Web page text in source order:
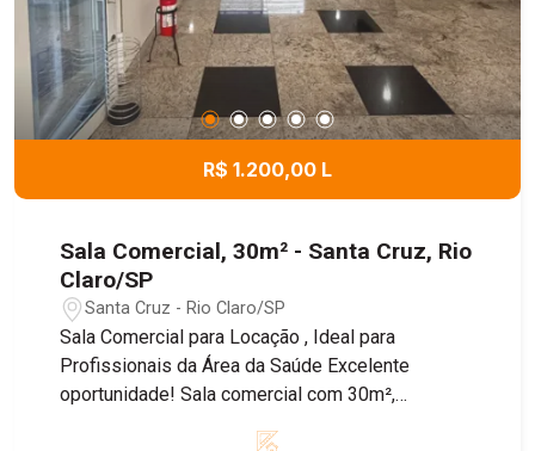
R$ 1.200,00 L
Sala Comercial, 30m² - Santa Cruz, Rio
Claro/SP
Santa Cruz - Rio Claro/SP
Sala Comercial para Locação , Ideal para
Profissionais da Área da Saúde Excelente
oportunidade! Sala comercial com 30m²,